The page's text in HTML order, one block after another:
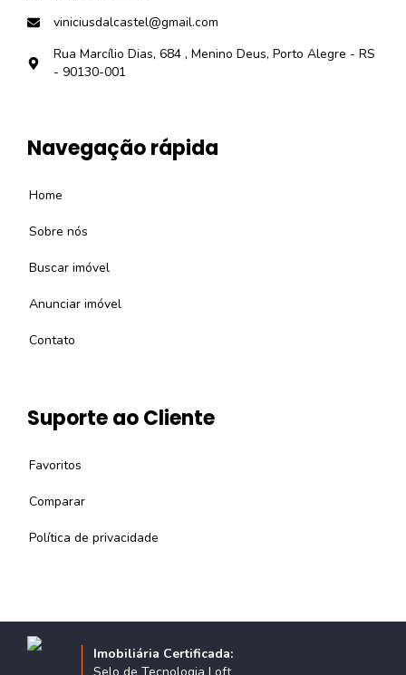
viniciusdalcastel@gmail.com
Rua Marcílio Dias, 684 , Menino Deus, Porto Alegre - RS
- 90130-001
Navegação rápida
Home
Sobre nós
Buscar imóvel
Anunciar imóvel
Contato
Suporte ao Cliente
Favoritos
Comparar
Política de privacidade
Imobiliária Certificada: